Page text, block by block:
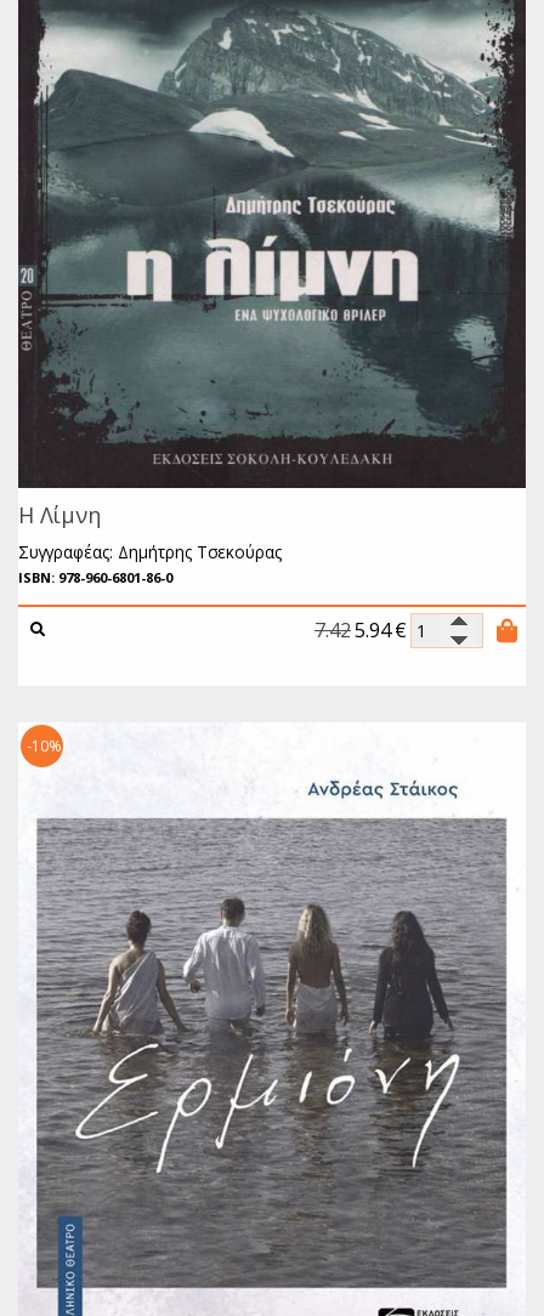
Η Λίμνη
Συγγραφέας: Δημήτρης Τσεκούρας
ISBN: 978-960-6801-86-0
7.425.94€
-10%